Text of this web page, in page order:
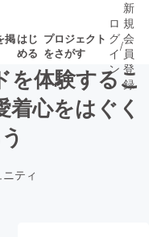
掲はじ
める
プロジェクト
をさがす
終了が近いプ
ェクト
ロ
グ
イ
ン
/
新
規
会
員
登
録
を体験するこ
心をはぐく
ティ